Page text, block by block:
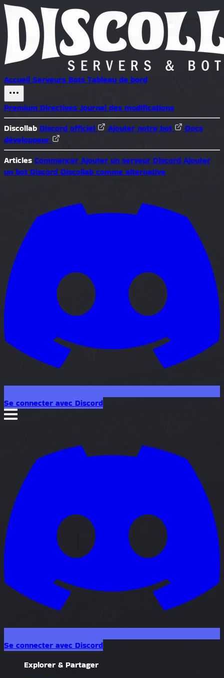
Accueil Serveurs Bots Tableau de bord
Premium Directives Journal des modifications
Discollab Discord officiel Ajouter notre bot
Docs
développeur
Articles Commencer Ajouter un serveur Discord Ajouter
un bot Discord Discollab comme alternative
Se connecter avec Discord
Se connecter avec Discord
Explorer & Partager